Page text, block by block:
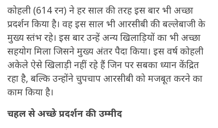
कोहली (614 रन) ने हर साल की तरह इस बार भी अच्छा
प्रदर्शन किया है। वह इस साल भी आरसीबी की बल्लेबाजी के
मुख्य स्तंभ रहे। इस बार उन्हें अन्य खिलाड़ियों का भी अच्छा
सहयोग मिला जिसने मुख्य अंतर पैदा किया। इस वर्ष कोहली
अकेले ऐसे खिलाड़ी नहीं रहे हैं जिन पर सबका ध्यान केंद्रित
रहा है, बल्कि उन्होंने चुपचाप आरसीबी को मजबूत करने का
काम किया है।
चहल से अच्छे प्रदर्शन की उम्मीद